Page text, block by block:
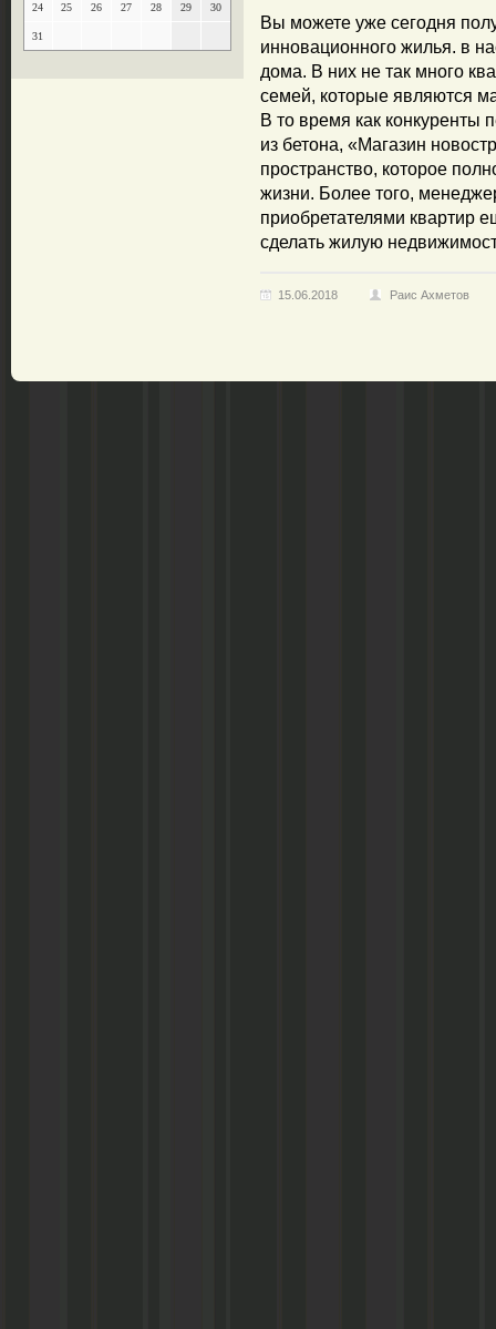
24 25 26 27 28 29 30
31
Вы можете уже сегодня
инновационного жилья. в
дома. В них не так много
семей, которые являются
В то время как конкуренты
из бетона, «Магазин
пространство, которое
жизни. Более того,
приобретателями квартир
сделать жилую
15.06.2018 Раис Ахметов